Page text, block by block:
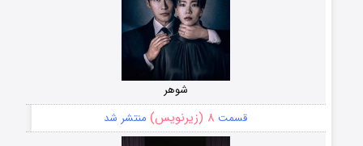
شوهر
قسمت ۸ (زیرنویس) منتشر شد